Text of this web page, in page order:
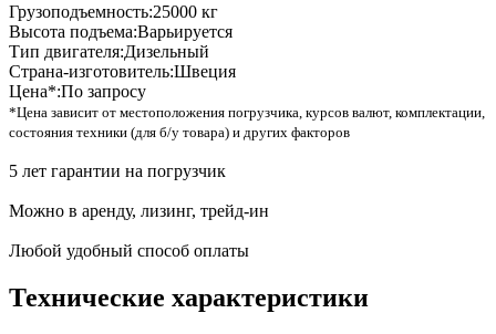
Грузоподъемность:25000 кг
Высота подъема:Варьируется
Тип двигателя:Дизельный
Страна-изготовитель:Швеция
Цена*:По запросу
*Цена зависит от местоположения погрузчика, курсов валют, комплектации,
состояния техники (для б/у товара) и других факторов
5 лет гарантии на погрузчик
Можно в аренду, лизинг, трейд-ин
Любой удобный способ оплаты
Технические характеристики